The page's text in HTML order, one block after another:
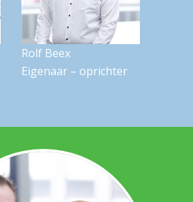
Rolf Beex
Eigenaar – oprichter